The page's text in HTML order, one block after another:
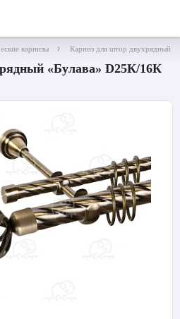
карнизы Карниз для штор двухрядный
«Булава» D25К/16К